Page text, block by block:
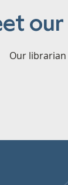
our
Our